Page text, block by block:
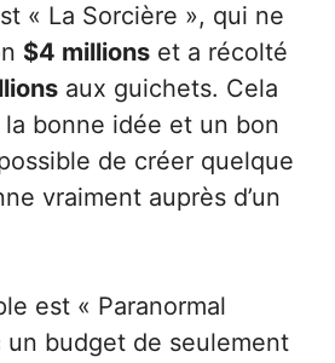
« La Sorcière », qui ne
$4 millions et a récolté
aux guichets. Cela
la bonne idée et un bon
de créer quelque
vraiment auprès d’un
est « Paranormal
budget de seulement